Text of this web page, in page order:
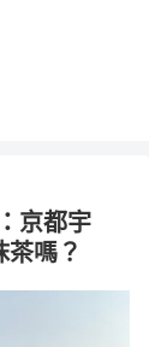
京都宇
嗎？